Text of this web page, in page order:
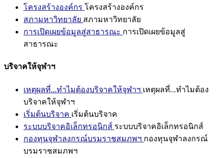
โครงสร้างองค์กร โครงสร้างองค์กร
สภามหาวิทยาลัย สภามหาวิทยาลัย
การเปิดเผยข้อมูลสู่สาธารณะ การเปิดเผยข้อมูลสู่
สาธารณะ
บริจาคให้จุฬาฯ
เหตุผลที่...ทำไมต้องบริจาคให้จุฬาฯ เหตุผลที่...ทำไมต้อง
บริจาคให้จุฬาฯ
เริ่มต้นบริจาค เริ่มต้นบริจาค
ระบบบริจาคอิเล็กทรอนิกส์ ระบบบริจาคอิเล็กทรอนิกส์
กองทุนจุฬาลงกรณ์บรมราชสมภพฯ กองทุนจุฬาลงกรณ์
บรมราชสมภพฯ